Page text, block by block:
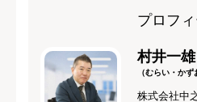
プロフ
村井一雄
（むらい・かず
株式会社中